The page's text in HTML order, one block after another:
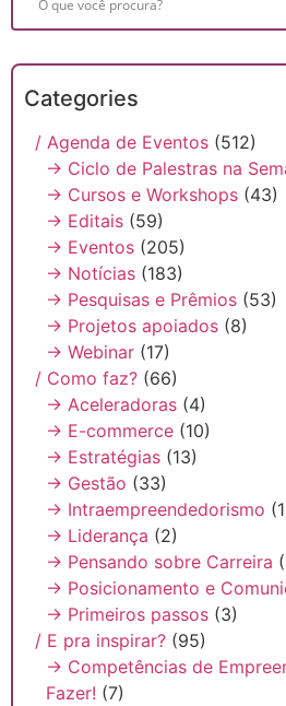
Categories
/ Agenda de Eventos (512)
→ Ciclo de Palestras na
→ Cursos e Workshops (43)
→ Editais (59)
→ Eventos (205)
→ Notícias (183)
→ Pesquisas e Prêmios (53)
→ Projetos apoiados (8)
→ Webinar (17)
/ Como faz? (66)
→ Aceleradoras (4)
→ E-commerce (10)
→ Estratégias (13)
→ Gestão (33)
→ Intraempreendedorismo
→ Liderança (2)
→ Pensando sobre Carreira
→ Posicionamento e
→ Primeiros passos (3)
/ E pra inspirar? (95)
→ Competências de
Fazer! (7)